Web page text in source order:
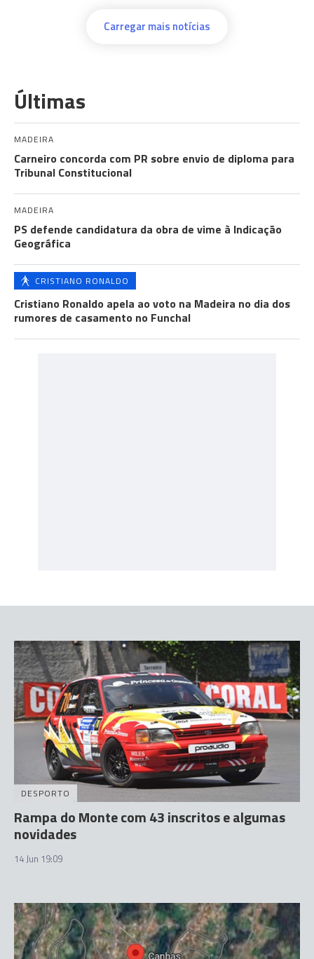
Carregar mais notícias
Últimas
MADEIRA
Carneiro concorda com PR sobre envio de diploma para
Tribunal Constitucional
MADEIRA
PS defende candidatura da obra de vime à Indicação
Geográfica
CRISTIANO RONALDO
Cristiano Ronaldo apela ao voto na Madeira no dia dos
rumores de casamento no Funchal
DESPORTO
Rampa do Monte com 43 inscritos e algumas
novidades
14 Jun 19:09